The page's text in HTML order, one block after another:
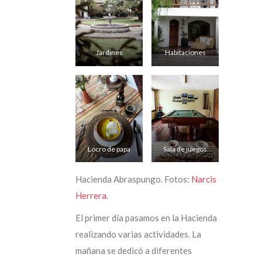
Jardines Habitaciones
Locro de papa Sala de juegos
Hacienda Abraspungo. Fotos: Narcis
Herrera.
El primer día pasamos en la Hacienda
realizando varias actividades. La
mañana se dedicó a diferentes